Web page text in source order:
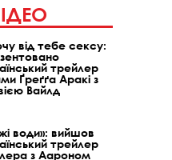
від тебе сексу:
трейлер
Ґреґґа Аракі з
Вайлд
води»: вийшов
трейлер
з Аароном